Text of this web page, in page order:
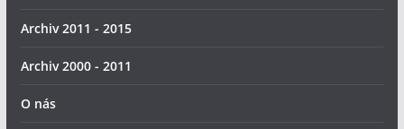
Archiv 2011 - 2015
Archiv 2000 - 2011
O nás